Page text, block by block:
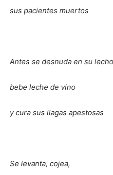
sus pacientes muertos
Antes se desnuda en su
bebe leche de vino
y cura sus llagas apestosas
Se levanta, cojea,